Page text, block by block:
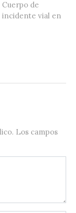
de
incidente vial en
Los campos